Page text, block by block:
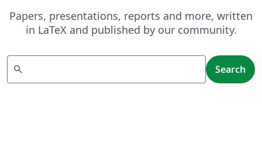
Papers, presentations, reports and more, written
in LaTeX and published by our community.
search Search